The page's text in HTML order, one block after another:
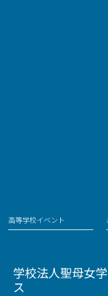
高等学校イベント
学校法人聖母女
ス